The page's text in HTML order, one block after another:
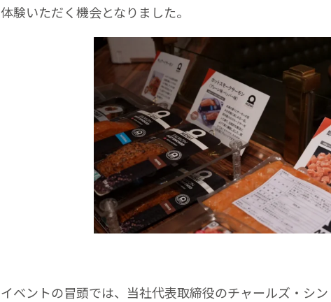
体験いただく機会となりました。
イベントの冒頭では、当社代表取締役のチャールズ・シン